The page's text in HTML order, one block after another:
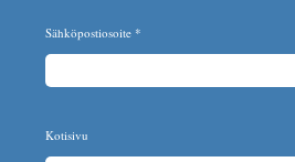
Sähköpostiosoite *
Kotisivu